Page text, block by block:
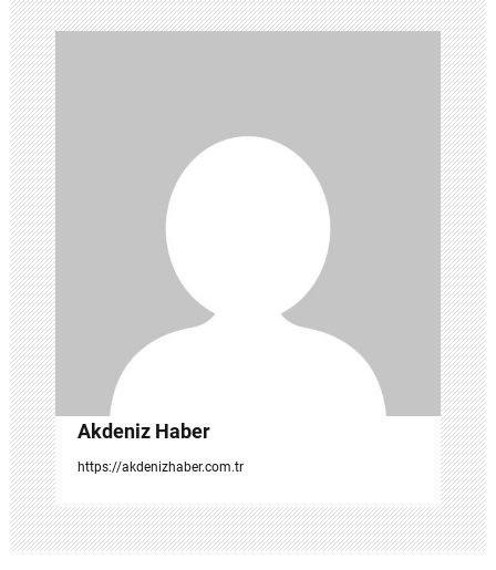
g
e
z
i
n
m
e
s
i
Akdeniz Haber
https://akdenizhaber.com.tr